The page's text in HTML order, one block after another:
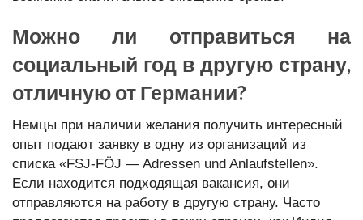
Можно ли отправиться на
социальный год в другую страну,
отличную от Германии?
Немцы при наличии желания получить интересный
опыт подают заявку в одну из организаций из
списка «FSJ-FÖJ — Adressen und Anlaufstellen».
Если находится подходящая вакансия, они
отправляются на работу в другую страну. Часто